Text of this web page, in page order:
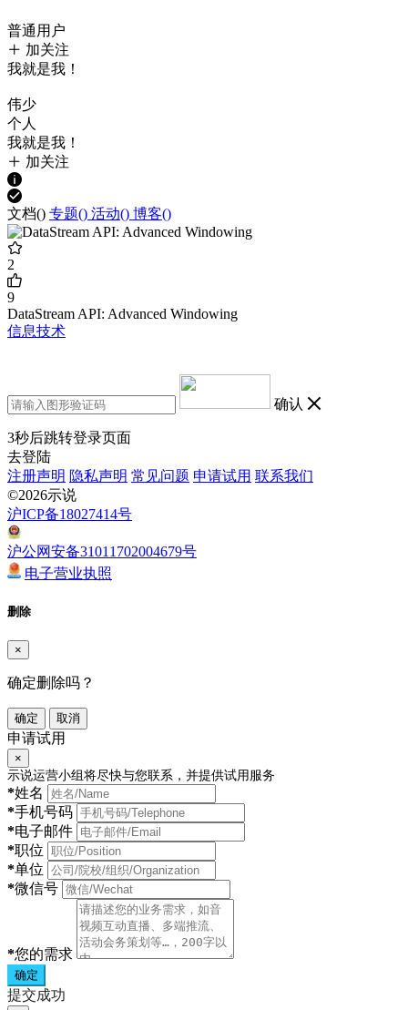
普通用户
加关注
我就是我！
伟少
个人
我就是我！
加关注
文档() 专题() 活动() 博客()
2
9
DataStream API: Advanced Windowing
信息技术
确认
3秒后跳转登录页面
去登陆
注册声明 隐私声明 常见问题 申请试用 联系我们
©2026示说
沪ICP备18027414号
沪公网安备31011702004679号
电子营业执照
删除
×
确定删除吗？
确定 取消
申请试用
×
示说运营小组将尽快与您联系，并提供试用服务
*姓名
*手机号码
*电子邮件
*职位
*单位
*微信号
*您的需求
确定
提交成功